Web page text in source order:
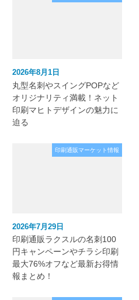
2026年8月1日
丸型名刺やスイングPOPなど
オリジナリティ満載！ネット
印刷マヒトデザインの魅力に
迫る
印刷通販マーケット情報
2026年7月29日
印刷通販ラクスルの名刺100
円キャンペーンやチラシ印刷
最大76%オフなど最新お得情
報まとめ！